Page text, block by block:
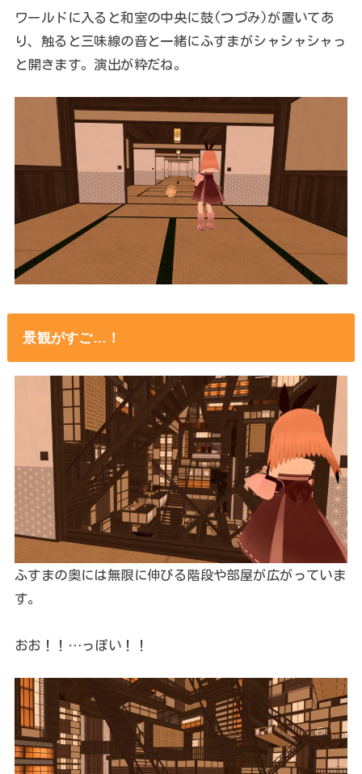
ワールドに入ると和室の中央に鼓(つづみ)が置いてあ
り、触ると三味線の音と一緒にふすまがシャシャシャっ
と開きます。演出が粋だね。
景観がすご…！
ふすまの奥には無限に伸びる階段や部屋が広がっていま
す。
おお！！…っぽい！！